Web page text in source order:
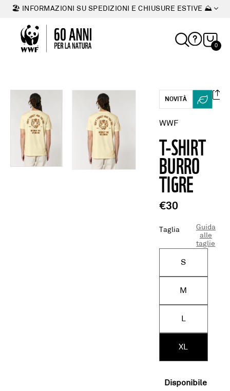
🏖 INFORMAZIONI SU SPEDIZIONI E CHIUSURE ESTIVE ⛰
0
NOVITÀ
WWF
T-SHIRT
BURRO
TIGRE
€30
Taglia
Guida
alle
taglie
S
M
L
XL
Disponibile